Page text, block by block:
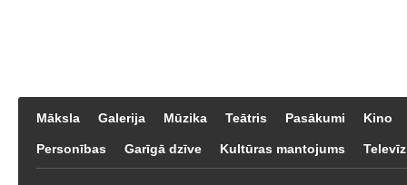
Māksla Galerija Mūzika Teātris Pasākumi Kino
Personības Garīgā dzīve Kultūras mantojums